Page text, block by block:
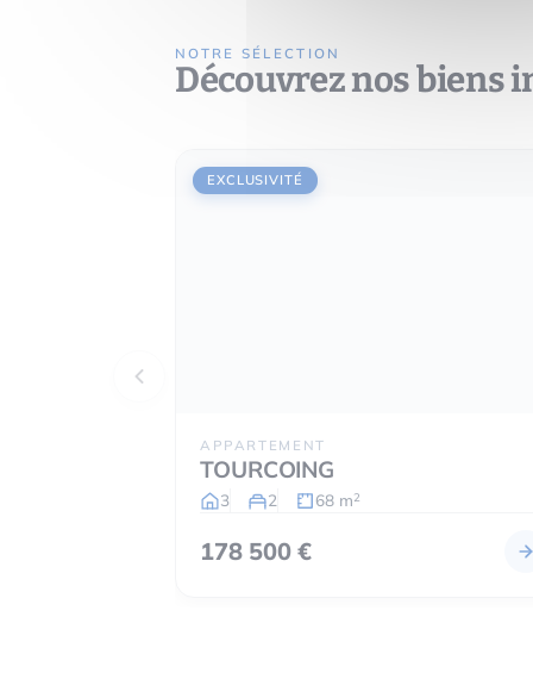
NOTRE SÉLECTION
Découvrez nos biens
EXCLUSIVITÉ
APPARTEMENT
TOURCOING
3 2 68 m2
178 500 €